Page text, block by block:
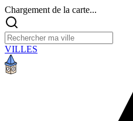
Chargement de la carte...
VILLES